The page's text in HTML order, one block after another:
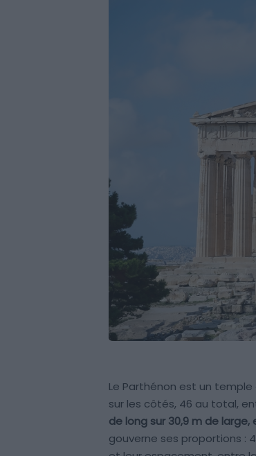
Le Parthénon est un
sur les côtés, 46 au total,
de long sur 30,9 m de
gouverne ses proportions :